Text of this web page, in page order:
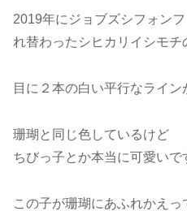
2019年にジョブズシフォン
れ替わったシヒカリイシモチ
目に２本の白い平行なライン
珊瑚と同じ色しているけど
ちびっ子とか本当に可愛いで
この子が珊瑚にあふれかえっ